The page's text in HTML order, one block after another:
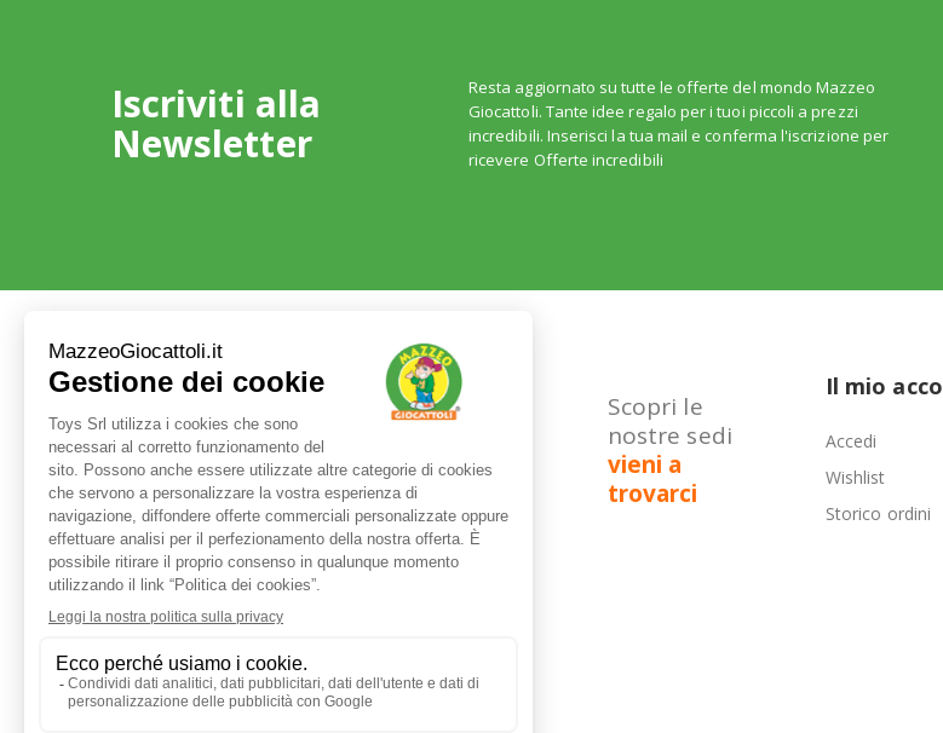
Iscriviti alla
Newsletter
Resta aggiornato su tutte le offerte del mondo Mazzeo
Giocattoli. Tante idee regalo per i tuoi piccoli a prezzi
incredibili. Inserisci la tua mail e conferma l'iscrizione per
ricevere Offerte incredibili
Servizio clienti
TEL: +39 3480437875
9:00 - 17:30
E-MAIL:
shop@mazzeogiocattoli.it
Scopri le
nostre sedi
vieni a
trovarci
Il mio
Accedi
Wishlist
Storico ordini